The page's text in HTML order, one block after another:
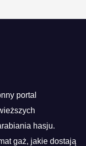
portal
hasju.
gaż, jakie dostają